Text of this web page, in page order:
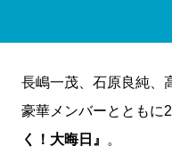
長嶋一茂、石原良純、
豪華メンバーとともに
く！大晦日』
。